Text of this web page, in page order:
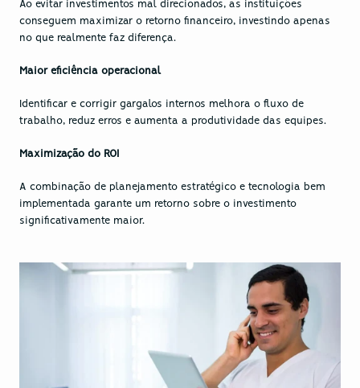
Ao evitar investimentos mal direcionados, as instituições
conseguem maximizar o retorno financeiro, investindo apenas
no que realmente faz diferença.
Maior eficiência operacional
Identificar e corrigir gargalos internos melhora o fluxo de
trabalho, reduz erros e aumenta a produtividade das equipes.
Maximização do ROI
A combinação de planejamento estratégico e tecnologia bem
implementada garante um retorno sobre o investimento
significativamente maior.